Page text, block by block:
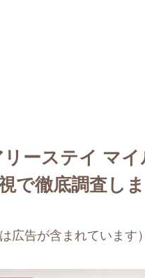
ーステイ マ
で徹底調査し
広告が含まれています）